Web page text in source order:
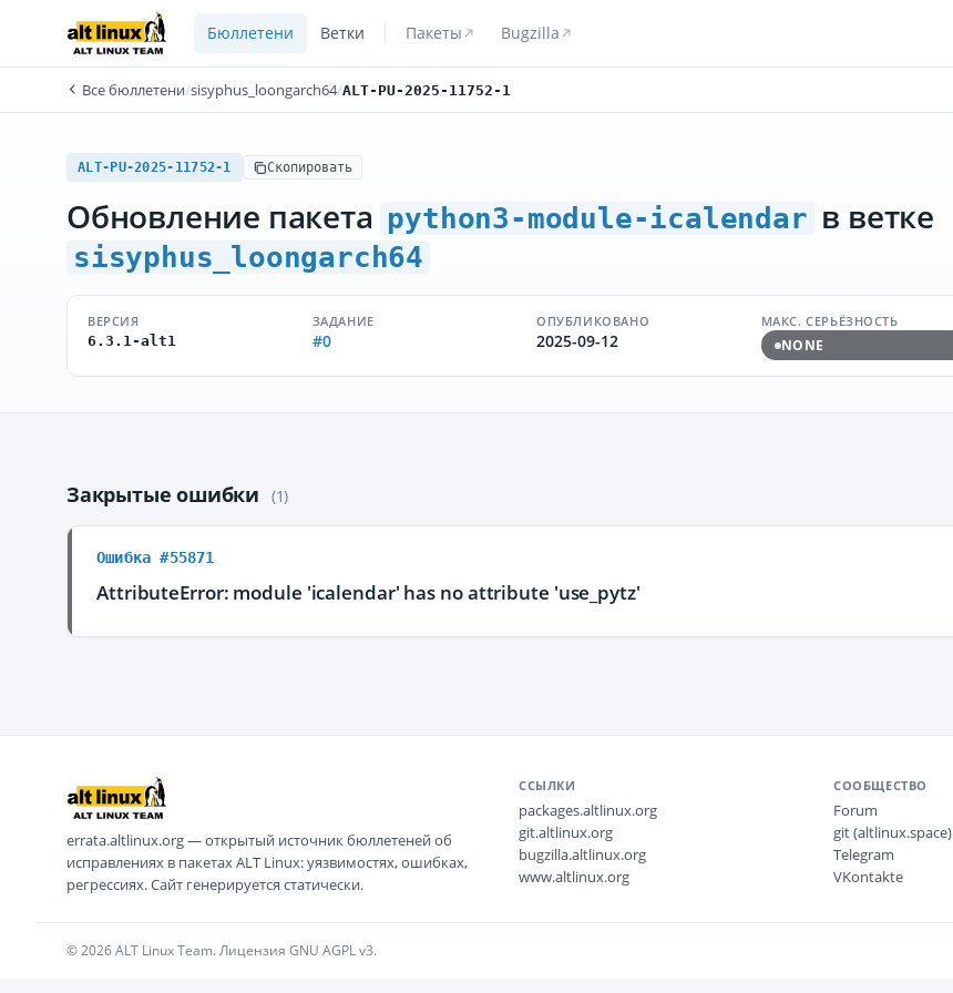
Бюллетени Ветки Пакеты Bugzilla
Все бюллетени/sisyphus_loongarch64/ALT-PU-2025-11752-1
ALT-PU-2025-11752-1 Скопировать
Обновление пакета python3-module-icalendar в ветке
sisyphus_loongarch64
ВЕРСИЯ
6.3.1-alt1
ЗАДАНИЕ
#0
ОПУБЛИКОВАНО
2025-09-12
МАКС. СЕРЬЁЗНОСТЬ
NONE
Закрытые ошибки (1)
Ошибка #55871
AttributeError: module 'icalendar' has no attribute 'use_pytz'
errata.altlinux.org — открытый источник бюллетеней об
исправлениях в пакетах ALT Linux: уязвимостях, ошибках,
регрессиях. Сайт генерируется статически.
ССЫЛКИ
packages.altlinux.org
git.altlinux.org
bugzilla.altlinux.org
www.altlinux.org
СООБЩЕСТВО
Forum
git (altlinux.space)
Telegram
VKontakte
© 2026 ALT Linux Team. Лицензия GNU AGPL v3.